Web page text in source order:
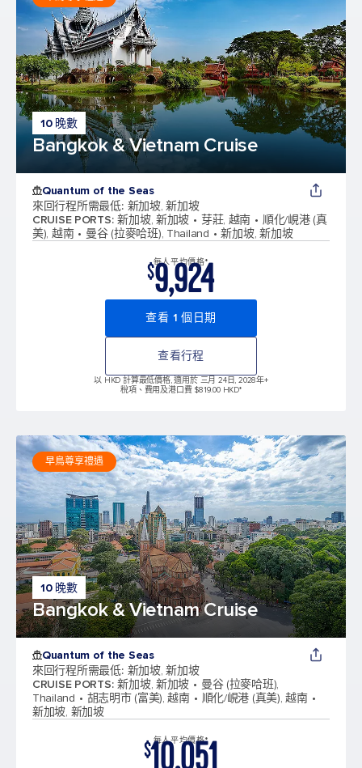
10 晚數
Bangkok & Vietnam Cruise
Quantum of the Seas
來回行程所需最低: 新加坡, 新加坡
CRUISE PORTS: 新加坡, 新加坡 芽莊, 越南
順化/峴港 (真
美), 越南
曼谷 (拉麥哈班), Thailand 新加坡, 新加坡
每人平均價格*
$9,924
查看 1 個日期
查看行程
以 HKD 計算最低價格, 適用於 三月 24日, 2028年+
稅項、費用及港口費 $819.00 HKD*
10 晚數
Bangkok & Vietnam Cruise
早鳥尊享禮遇
Quantum of the Seas
來回行程所需最低: 新加坡, 新加坡
CRUISE PORTS: 新加坡, 新加坡
曼谷 (拉麥哈班),
Thailand
胡志明市 (富美), 越南
順化/峴港 (真美), 越南
新加坡, 新加坡
每人平均價格*
$10,051